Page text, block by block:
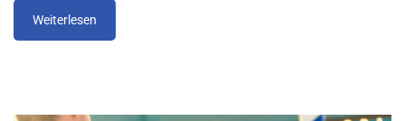
Weiterlesen